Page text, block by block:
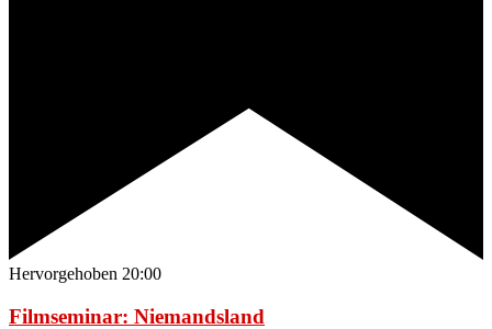
Hervorgehoben 20:00
Filmseminar: Niemandsland